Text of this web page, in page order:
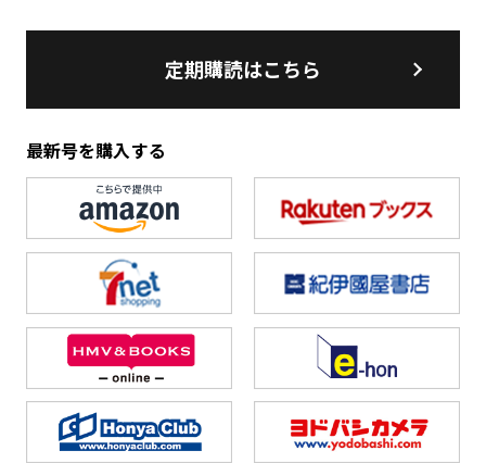
定期購読はこちら
最新号を購入する